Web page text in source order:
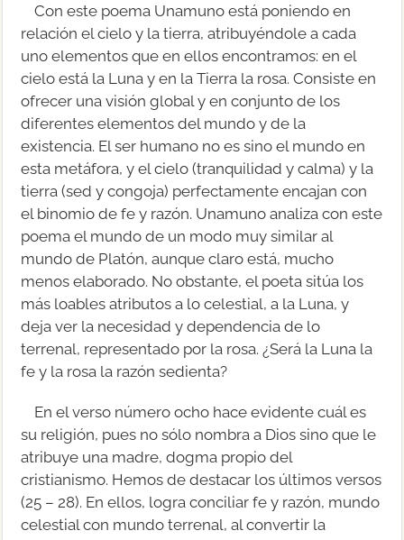
Con este poema Unamuno está poniendo en
relación el cielo y la tierra, atribuyéndole a cada
uno elementos que en ellos encontramos: en el
cielo está la Luna y en la Tierra la rosa. Consiste en
ofrecer una visión global y en conjunto de los
diferentes elementos del mundo y de la
existencia. El ser humano no es sino el mundo en
esta metáfora, y el cielo (tranquilidad y calma) y la
tierra (sed y congoja) perfectamente encajan con
el binomio de fe y razón. Unamuno analiza con este
poema el mundo de un modo muy similar al
mundo de Platón, aunque claro está, mucho
menos elaborado. No obstante, el poeta sitúa los
más loables atributos a lo celestial, a la Luna, y
deja ver la necesidad y dependencia de lo
terrenal, representado por la rosa. ¿Será la Luna la
fe y la rosa la razón sedienta?
En el verso número ocho hace evidente cuál es
su religión, pues no sólo nombra a Dios sino que le
atribuye una madre, dogma propio del
cristianismo. Hemos de destacar los últimos versos
(25 – 28). En ellos, logra conciliar fe y razón, mundo
celestial con mundo terrenal, al convertir la